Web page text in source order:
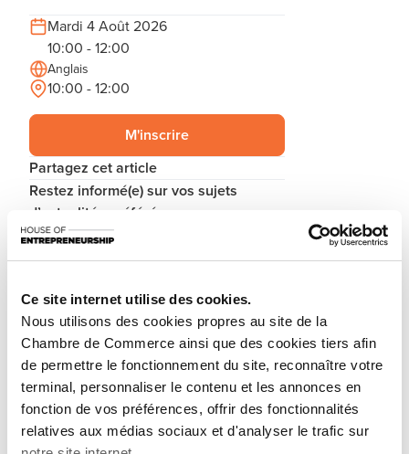
Ce site internet utilise des cookies.
Nous utilisons des cookies propres au site de la
Chambre de Commerce ainsi que des cookies tiers afin
de permettre le fonctionnement du site, reconnaître votre
terminal, personnaliser le contenu et les annonces en
fonction de vos préférences, offrir des fonctionnalités
relatives aux médias sociaux et d'analyser le trafic sur
Mardi 4 Août 2026
10:00 - 12:00
Anglais
10:00 - 12:00
M'inscrire
Partagez cet article
Restez informé(e) sur vos sujets
d’actualités préférés.
S'inscrire à la newsletter
You are starting a business from scratch or buying an
existing one in Luxembourg? Let’s get guided by the
advisors of the House of Entrepreneurship, the single
point of contact for entrepreneurs.
How? Attend the upcoming workshop «How to start